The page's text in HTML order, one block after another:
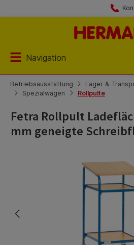
Navigation
Betriebsausstattung Lager &
Spezialwagen
Rollpulte
Fetra Rollpult
mm geneigte
Bildergalerie überspringen